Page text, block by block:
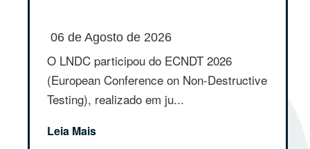
06 de Agosto de 2026
O LNDC participou do ECNDT 2026
(European Conference on Non-Destructive
Testing), realizado em ju...
Leia Mais